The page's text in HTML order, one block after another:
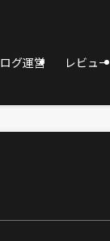
グ運営 レビュー